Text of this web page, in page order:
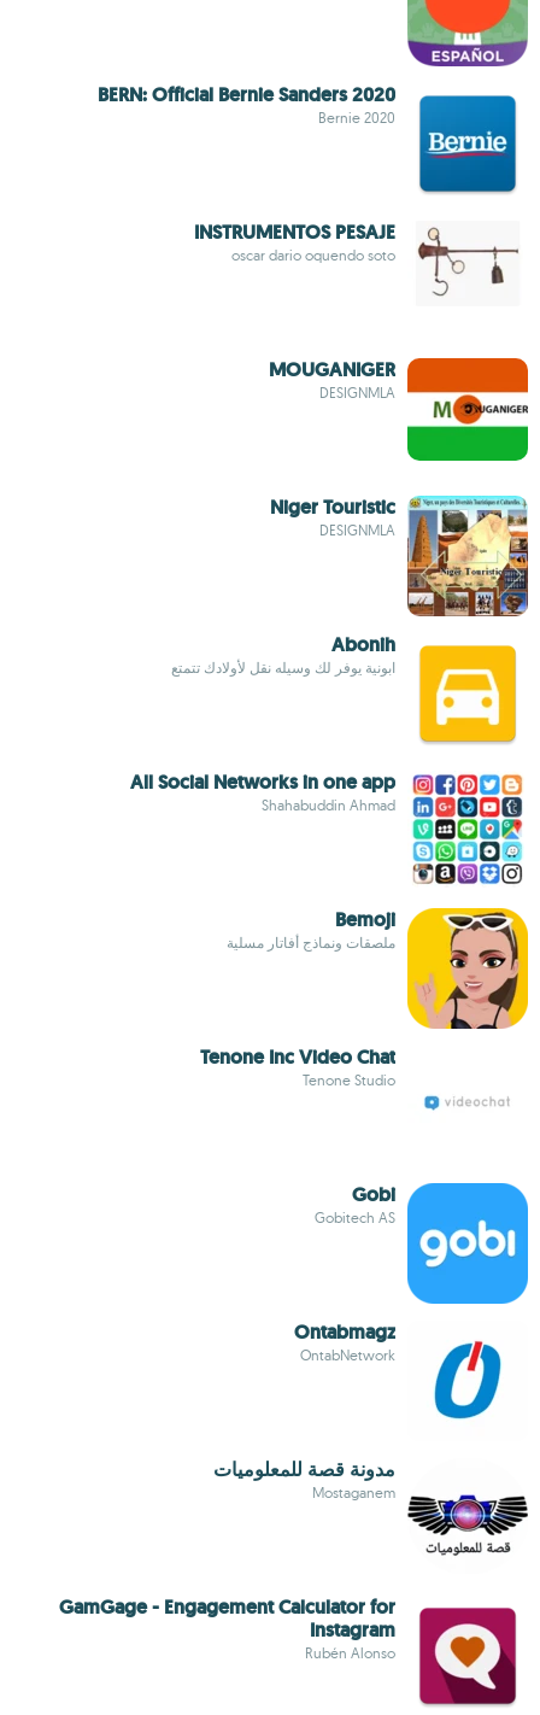
BERN: Official Bernie Sanders 2020
Bernie 2020
INSTRUMENTOS PESAJE
oscar dario oquendo soto
MOUGANIGER
DESIGNMLA
Niger Touristic
DESIGNMLA
Abonih
ابونية يوفر لك وسيله نقل لأولادك تتمتع
All Social Networks in one app
Shahabuddin Ahmad
Bemoji
ملصقات ونماذج أفاتار مسلية
Tenone Inc Video Chat
Tenone Studio
Gobi
Gobitech AS
Ontabmagz
OntabNetwork
مدونة قصة للمعلوميات
Mostaganem
GamGage - Engagement Calculator for
Instagram
Rubén Alonso